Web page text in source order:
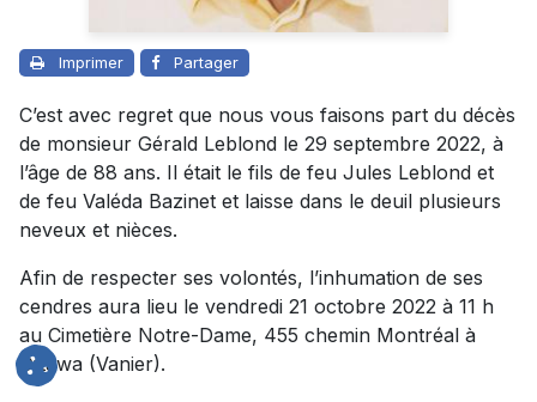
Imprimer Partager
C’est avec regret que nous vous faisons part du décès
de monsieur Gérald Leblond le 29 septembre 2022, à
l’âge de 88 ans. Il était le fils de feu Jules Leblond et
de feu Valéda Bazinet et laisse dans le deuil plusieurs
neveux et nièces.
Afin de respecter ses volontés, l’inhumation de ses
cendres aura lieu le vendredi 21 octobre 2022 à 11 h
au Cimetière Notre-Dame, 455 chemin Montréal à
Ottawa (Vanier).